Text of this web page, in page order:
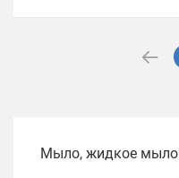
Мыло, жидкое мыло